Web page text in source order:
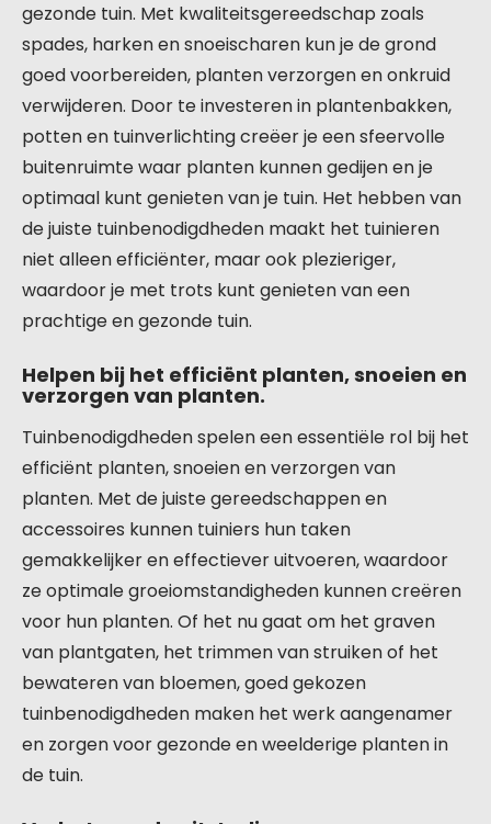
gezonde tuin. Met kwaliteitsgereedschap zoals
spades, harken en snoeischaren kun je de grond
goed voorbereiden, planten verzorgen en onkruid
verwijderen. Door te investeren in plantenbakken,
potten en tuinverlichting creëer je een sfeervolle
buitenruimte waar planten kunnen gedijen en je
optimaal kunt genieten van je tuin. Het hebben van
de juiste tuinbenodigdheden maakt het tuinieren
niet alleen efficiënter, maar ook plezieriger,
waardoor je met trots kunt genieten van een
prachtige en gezonde tuin.
Helpen bij het efficiënt planten, snoeien en
verzorgen van planten.
Tuinbenodigdheden spelen een essentiële rol bij het
efficiënt planten, snoeien en verzorgen van
planten. Met de juiste gereedschappen en
accessoires kunnen tuiniers hun taken
gemakkelijker en effectiever uitvoeren, waardoor
ze optimale groeiomstandigheden kunnen creëren
voor hun planten. Of het nu gaat om het graven
van plantgaten, het trimmen van struiken of het
bewateren van bloemen, goed gekozen
tuinbenodigdheden maken het werk aangenamer
en zorgen voor gezonde en weelderige planten in
de tuin.